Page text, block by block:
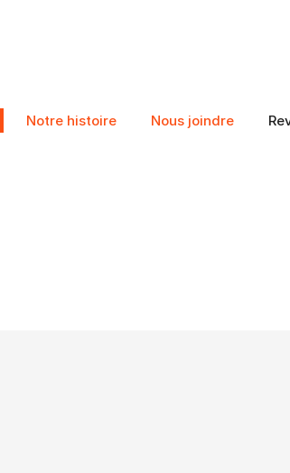
Notre histoire Nous joindre